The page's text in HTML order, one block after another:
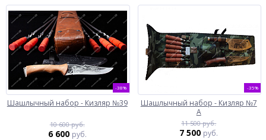
-38%
Шашлычный набор - Кизляр №39
10 600 руб.
6 600 руб.
-35%
Шашлычный набор - Кизляр №7
А
11 500 руб.
7 500 руб.